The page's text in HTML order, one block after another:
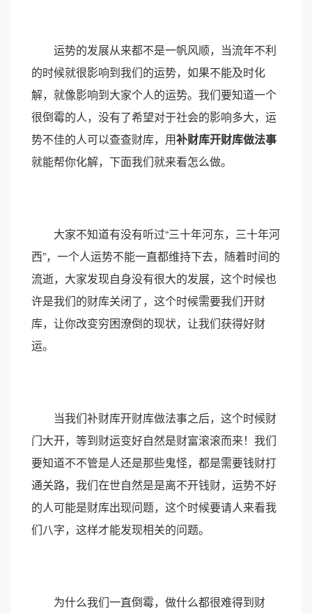
运势的发展从来都不是一帆风顺，当流年不利
的时候就很影响到我们的运势，如果不能及时化
解，就像影响到大家个人的运势。我们要知道一个
很倒霉的人，没有了希望对于社会的影响多大，运
势不佳的人可以查查财库，用补财库开财库做法事
就能帮你化解，下面我们就来看怎么做。
大家不知道有没有听过“三十年河东，三十年河
西”，一个人运势不能一直都维持下去，随着时间的
流逝，大家发现自身没有很大的发展，这个时候也
许是我们的财库关闭了，这个时候需要我们开财
库，让你改变穷困潦倒的现状，让我们获得好财
运。
当我们补财库开财库做法事之后，这个时候财
门大开，等到财运变好自然是财富滚滚而来！我们
要知道不不管是人还是那些鬼怪，都是需要钱财打
通关路，我们在世自然是是离不开钱财，运势不好
的人可能是财库出现问题，这个时候要请人来看我
们八字，这样才能发现相关的问题。
为什么我们一直倒霉，做什么都很难得到财